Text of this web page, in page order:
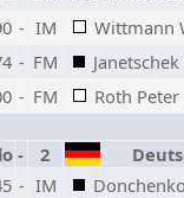
- IM
Wittmann
- FM
- FM
Roth Peter
- 2
- IM